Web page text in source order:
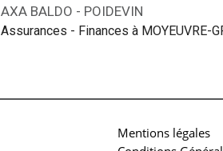
AXA BALDO - POIDEVIN
Assurances - Finances à MOYEUVRE-
Mentions légales